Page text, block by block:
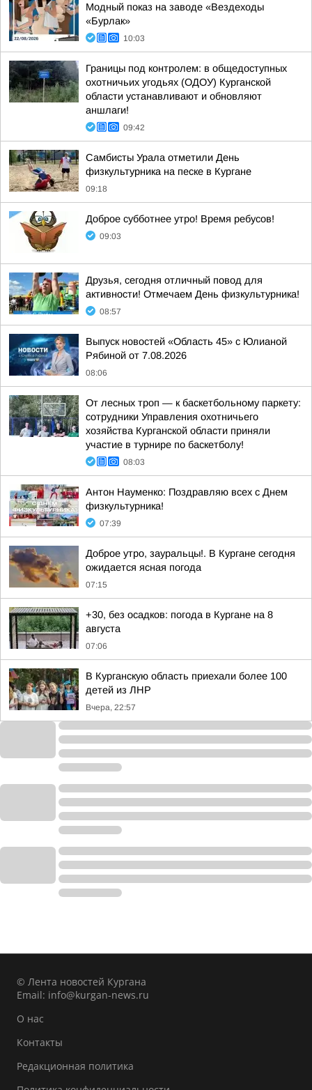
Модный показ на заводе «Вездеходы
«Бурлак»
10:03
Границы под контролем: в общедоступных
охотничьих угодьях (ОДОУ) Курганской
области устанавливают и обновляют
аншлаги!
09:42
Самбисты Урала отметили День
физкультурника на песке в Кургане
09:18
Доброе субботнее утро! Время ребусов!
09:03
Друзья, сегодня отличный повод для
активности! Отмечаем День физкультурника!
08:57
Выпуск новостей «Область 45» с Юлианой
Рябиной от 7.08.2026
08:06
От лесных троп — к баскетбольному паркету:
сотрудники Управления охотничьего
хозяйства Курганской области приняли
участие в турнире по баскетболу!
08:03
Антон Науменко: Поздравляю всех с Днем
физкультурника!
07:39
Доброе утро, зауральцы!. В Кургане сегодня
ожидается ясная погода
07:15
+30, без осадков: погода в Кургане на 8
августа
07:06
В Курганскую область приехали более 100
детей из ЛНР
Вчера, 22:57
© Лента новостей Кургана
Email: info@kurgan-news.ru
О нас
Контакты
Редакционная политика